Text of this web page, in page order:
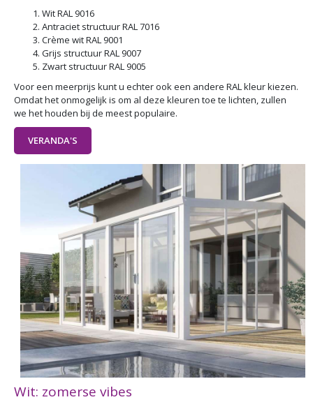
Wit RAL 9016
Antraciet structuur RAL 7016
Crème wit RAL 9001
Grijs structuur RAL 9007
Zwart structuur RAL 9005
Voor een meerprijs kunt u echter ook een andere RAL kleur kiezen.
Omdat het onmogelijk is om al deze kleuren toe te lichten, zullen
we het houden bij de meest populaire.
VERANDA'S
Wit: zomerse vibes